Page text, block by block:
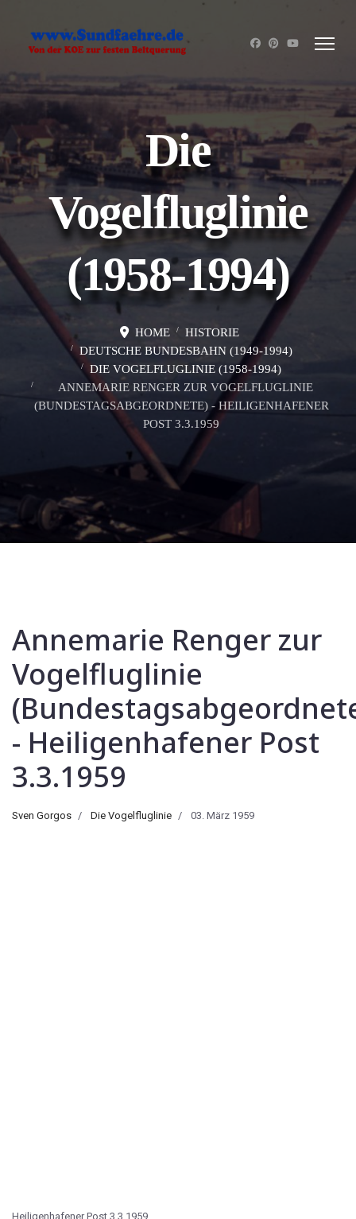
Die
Vogelfluglinie
(1958-1994)
HOME
HISTORIE
DEUTSCHE BUNDESBAHN (1949-1994)
DIE VOGELFLUGLINIE (1958-1994)
ANNEMARIE RENGER ZUR VOGELFLUGLINIE
(BUNDESTAGSABGEORDNETE) - HEILIGENHAFENER
POST 3.3.1959
Annemarie Renger zur
Vogelfluglinie
- Heiligenhafener Post
3.3.1959
Sven Gorgos Die Vogelfluglinie 03. März 1959
Heiligenhafener Post 3.3.1959